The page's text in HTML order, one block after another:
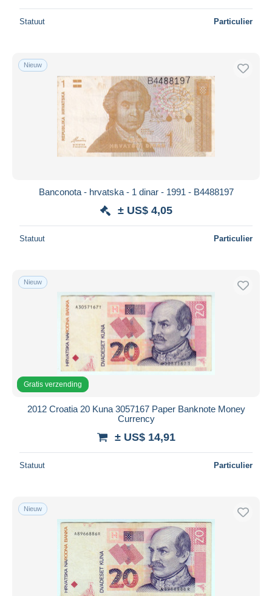
Statuut Particulier
Nieuw
Banconota - hrvatska - 1 dinar - 1991 - B4488197
± US$ 4,05
Statuut Particulier
Nieuw
Gratis verzending
2012 Croatia 20 Kuna 3057167 Paper Banknote Money
Currency
± US$ 14,91
Statuut Particulier
Nieuw